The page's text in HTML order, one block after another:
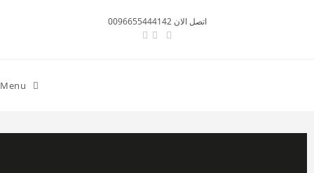
اتصل الان 0096655444142
Menu